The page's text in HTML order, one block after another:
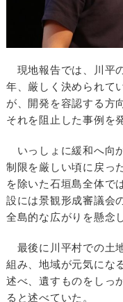
現地報告では、川平
年、厳しく決められて
が、開発を容認する方
それを阻止した事例を
いっしょに緩和へ向
制限を厳しい頃に戻っ
を除いた石垣島全体で
設には景観形成審議会
全島的な広がりを懸念
最後に川平村での土
組み、地域が元気にな
述べ、遺すものをしっ
ると述べていた。